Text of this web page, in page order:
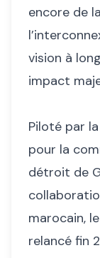
encore de
vision à
impact
Piloté par
pour la
détroit de
marocain,
relancé fin